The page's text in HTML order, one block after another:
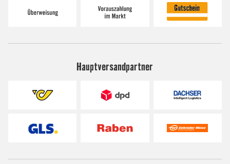
Hauptversandpartner